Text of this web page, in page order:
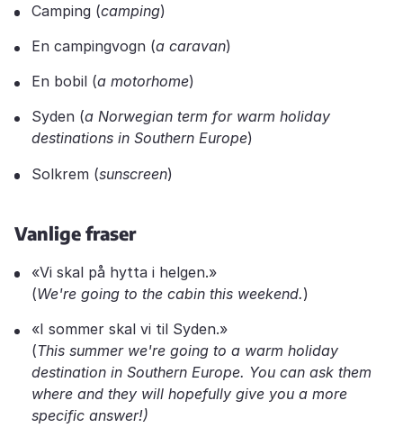
Camping (camping)
En campingvogn (a caravan)
En bobil (a motorhome)
Syden (a Norwegian term for warm holiday
destinations in Southern Europe)
Solkrem (sunscreen)
Vanlige fraser
«Vi skal på hytta i helgen.»
(We're going to the cabin this weekend.)
«I sommer skal vi til Syden.»
(This summer we're going to a warm holiday
destination in Southern Europe. You can ask them
where and they will hopefully give you a more
specific answer!)